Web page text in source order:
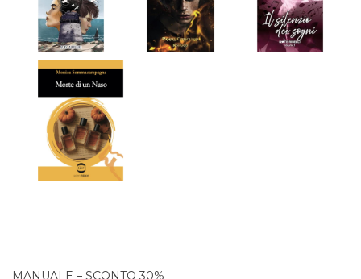
MANUALE – SCONTO 30%